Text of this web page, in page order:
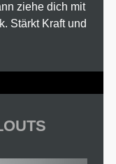
ziehe dich mit
Stärkt Kraft und